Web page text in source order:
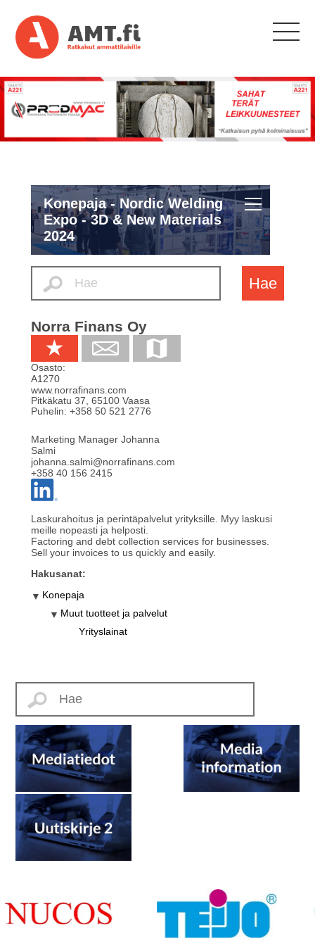
Konepaja - Nordic Welding
Expo - 3D & New Materials
2024
Hae
Norra Finans Oy
Osasto:
A1270
www.norrafinans.com
Pitkäkatu 37 65100 Vaasa
Puhelin: +358 50 521 2776
Marketing Manager Johanna
Salmi
johanna.salmi@norrafinans.com
+358 40 156 2415
Laskurahoitus ja perintäpalvelut yrityksille. Myy laskusi
meille nopeasti ja helposti.
Factoring and debt collection services for businesses.
Sell your invoices to us quickly and easily.
Hakusanat:
Konepaja
Muut tuotteet ja palvelut
Yrityslainat